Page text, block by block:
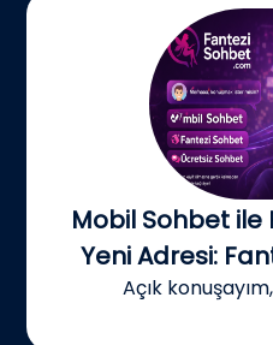
Mobil Sohbet ile
Yeni Adresi:
Açık